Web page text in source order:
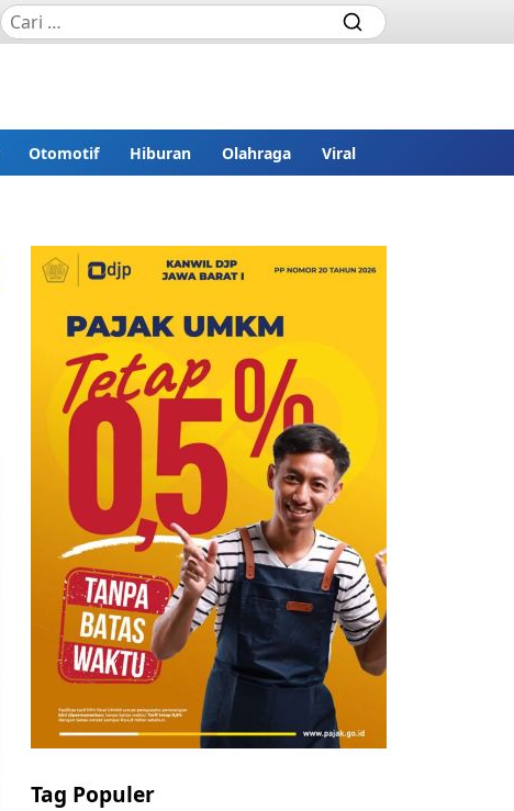
Otomotif Hiburan Olahraga Viral
Tag Populer